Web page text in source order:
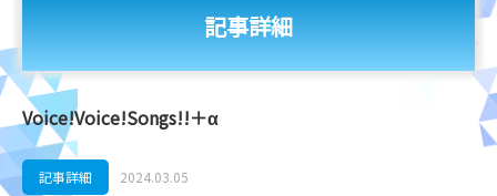
記事詳細
Voice!Voice!Songs!!＋α
記事詳細 2024.03.05